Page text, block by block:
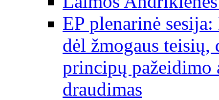
EP plenarinė
dėl žmogaus
principų pažeidimo
draudimas